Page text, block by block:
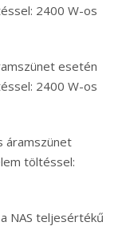
2400 W-os
esetén
2400 W-os
áramszünet
töltéssel:
NAS teljesértékű